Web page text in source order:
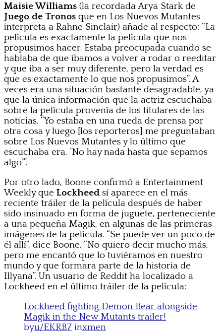
Maisie Williams (la recordada Arya Stark de
Juego de Tronos que en Los Nuevos Mutantes
interpreta a Rahne Sinclair) añade al respecto: “La
película es exactamente la película que nos
propusimos hacer. Estaba preocupada cuando se
hablaba de que íbamos a volver a rodar o reeditar
y que iba a ser muy diferente, pero la verdad es
que es exactamente lo que nos propusimos”. A
veces era una situación bastante desagradable, ya
que la única información que la actriz escuchaba
sobre la película provenía de los titulares de las
noticias. “Yo estaba en una rueda de prensa por
otra cosa y luego [los reporteros] me preguntaban
sobre Los Nuevos Mutantes y lo último que
escuchaba era, ‘No hay nada hasta que sepamos
algo'”.
Por otro lado, Boone confirmó a Entertainment
Weekly que Lockheed sí aparece en el más
reciente tráiler de la película después de haber
sido insinuado en forma de juguete, perteneciente
a una pequeña Magik, en algunas de las primeras
imágenes de la película. “Se puede ver un poco de
él allí”, dice Boone. “No quiero decir mucho más,
pero me encantó que lo tuviéramos en nuestro
mundo y que formara parte de la historia de
Illyana”. Un usuario de Reddit ha localizado a
Lockheed en el último tráiler de la película:
Lockheed fighting Demon Bear alongside
Magik in the New Mutants trailer!
byu/EKRB7 inxmen